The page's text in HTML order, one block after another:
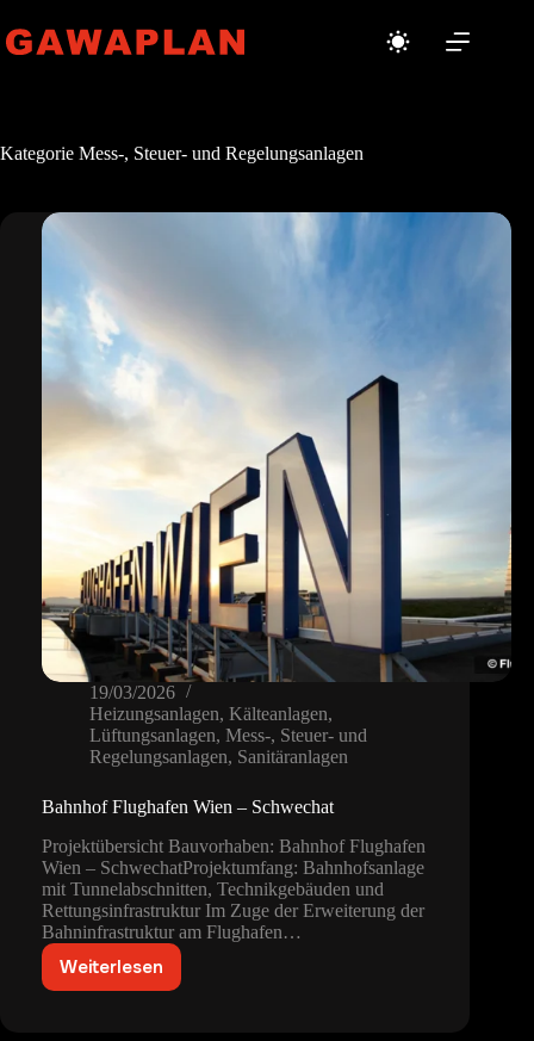
Inhalt
springen
Kategorie Mess-, Steuer- und Regelungsanlagen
19/03/2026
Heizungsanlagen, Kälteanlagen,
Lüftungsanlagen, Mess-, Steuer- und
Regelungsanlagen, Sanitäranlagen
Bahnhof Flughafen Wien – Schwechat
Projektübersicht Bauvorhaben: Bahnhof Flughafen
Wien – SchwechatProjektumfang: Bahnhofsanlage
mit Tunnelabschnitten, Technikgebäuden und
Rettungsinfrastruktur Im Zuge der Erweiterung der
Bahninfrastruktur am Flughafen…
Weiterlesen
Bahnhof